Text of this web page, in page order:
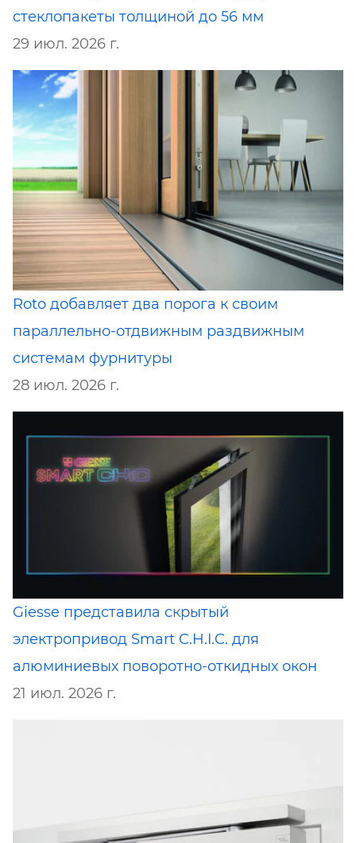
стеклопакеты толщиной до 56 мм
29 июл. 2026 г.
Roto добавляет два порога к своим
параллельно-отдвижным раздвижным
системам фурнитуры
28 июл. 2026 г.
Giesse представила скрытый
электропривод Smart C.H.I.C. для
алюминиевых поворотно-откидных окон
21 июл. 2026 г.